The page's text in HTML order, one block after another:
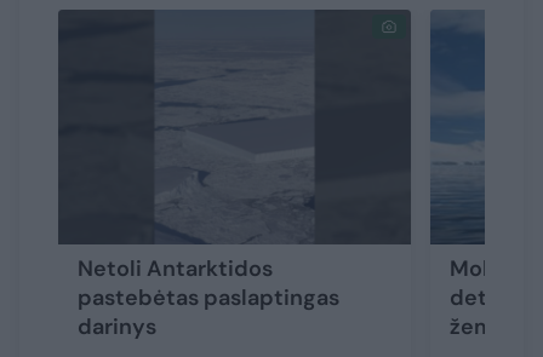
Netoli Antarktidos
pastebėtas paslaptingas
darinys